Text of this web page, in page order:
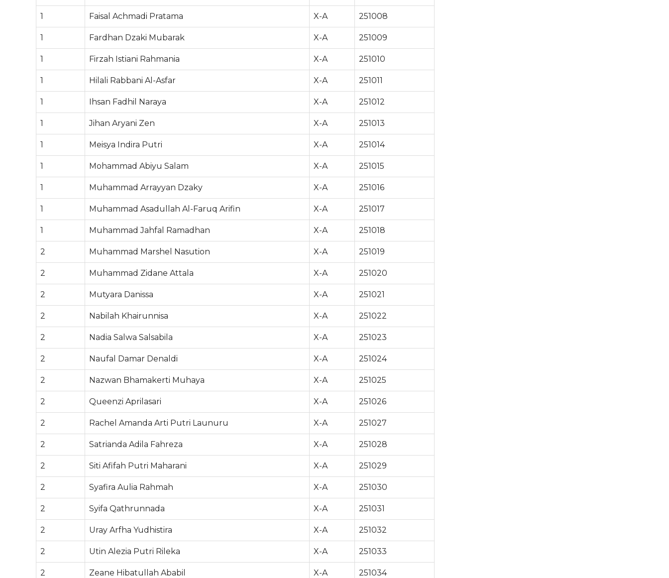
1 Faisal Achmadi Pratama X-A 251008
1 Fardhan Dzaki Mubarak X-A 251009
1 Firzah Istiani Rahmania X-A 251010
1 Hilali Rabbani Al-Asfar X-A 251011
1 Ihsan Fadhil Naraya X-A 251012
1 Jihan Aryani Zen X-A 251013
1 Meisya Indira Putri X-A 251014
1 Mohammad Abiyu Salam X-A 251015
1 Muhammad Arrayyan Dzaky X-A 251016
1 Muhammad Asadullah Al-Faruq Arifin X-A 251017
1 Muhammad Jahfal Ramadhan X-A 251018
2 Muhammad Marshel Nasution X-A 251019
2 Muhammad Zidane Attala X-A 251020
2 Mutyara Danissa X-A 251021
2 Nabilah Khairunnisa X-A 251022
2 Nadia Salwa Salsabila X-A 251023
2 Naufal Damar Denaldi X-A 251024
2 Nazwan Bhamakerti Muhaya X-A 251025
2 Queenzi Aprilasari X-A 251026
2 Rachel Amanda Arti Putri Launuru X-A 251027
2 Satrianda Adila Fahreza X-A 251028
2 Siti Afifah Putri Maharani X-A 251029
2 Syafira Aulia Rahmah X-A 251030
2 Syifa Qathrunnada X-A 251031
2 Uray Arfha Yudhistira X-A 251032
2 Utin Alezia Putri Rileka X-A 251033
2 Zeane Hibatullah Ababil X-A 251034